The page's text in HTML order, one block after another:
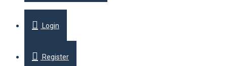
Login
Register